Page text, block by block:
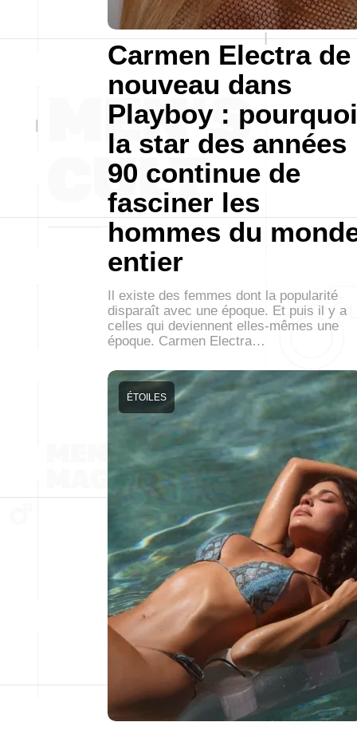
Carmen Electra de
nouveau dans
Playboy : pourquoi
la star des années
90 continue de
fasciner les
hommes du
entier
Il existe des femmes dont la popularité
disparaît avec une époque. Et puis il y a
celles qui deviennent elles-mêmes une
époque. Carmen Electra…
ÉTOILES